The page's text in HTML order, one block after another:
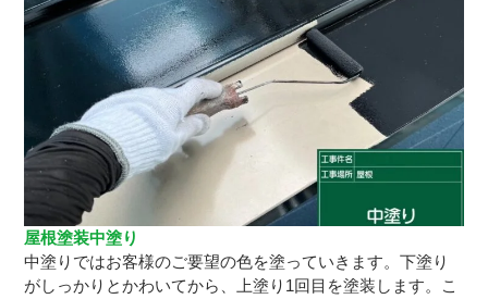
屋根塗装中塗り
中塗りではお客様のご要望の色を塗っていきます。下塗り
がしっかりとかわいてから、上塗り1回目を塗装します。こ